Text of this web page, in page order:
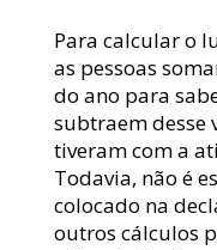
Para calcular o
as pessoas
do ano para
subtraem desse
tiveram com a
Todavia, não é
colocado na
outros cálculos